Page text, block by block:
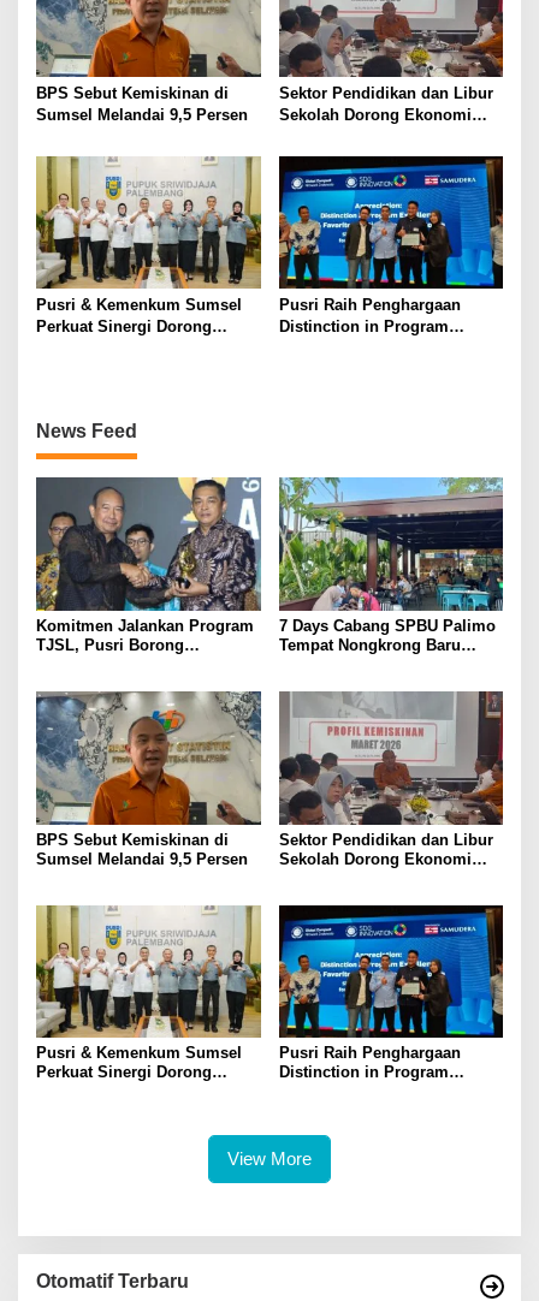
BPS Sebut Kemiskinan di
Sumsel Melandai 9,5 Persen
Sektor Pendidikan dan Libur
Sekolah Dorong Ekonomi
di Triwulan II 2026
Pusri & Kemenkum Sumsel
Perkuat Sinergi Dorong
Pusri Raih Penghargaan
Distinction in Program
News Feed
Komitmen Jalankan Program
TJSL, Pusri Borong
7 Days Cabang SPBU Palimo
Tempat Nongkrong Baru
BPS Sebut Kemiskinan di
Sumsel Melandai 9,5 Persen
Sektor Pendidikan dan Libur
Sekolah Dorong Ekonomi
Pusri & Kemenkum Sumsel
Perkuat Sinergi Dorong
Pusri Raih Penghargaan
Distinction in Program
View More
Otomatif Terbaru